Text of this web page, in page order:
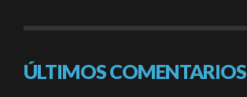
ÚLTIMOS COMENTARIOS